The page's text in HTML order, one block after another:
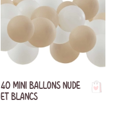
40 MINI BALLONS NUDE
ET BLANCS